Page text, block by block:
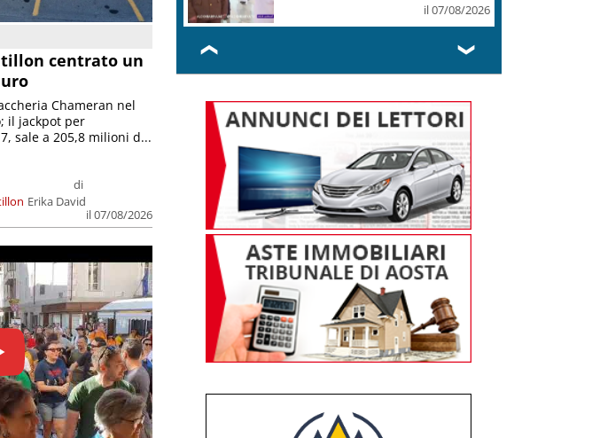
centrato un
di
Erika David
il 07/08/2026
Chameran nel
il jackpot per
sale a 205,8 milioni d...
il 07/08/2026
❮ ❯